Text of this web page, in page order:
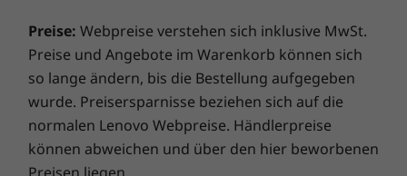
Magnetometer (E-Kompass)
Sicherheit
Im Display integrierter Fingerabdrucksensor
Face-Unlock
ThinkShield^®
Preise: Webpreise verstehen sich inklusive MwSt.
Preise und Angebote im Warenkorb können sich
so lange ändern, bis die Bestellung aufgegeben
wurde. Preisersparnisse beziehen sich auf die
normalen Lenovo Webpreise. Händlerpreise
können abweichen und über den hier beworbenen